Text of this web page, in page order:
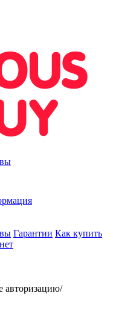
Гарантии Как купить
авторизацию/